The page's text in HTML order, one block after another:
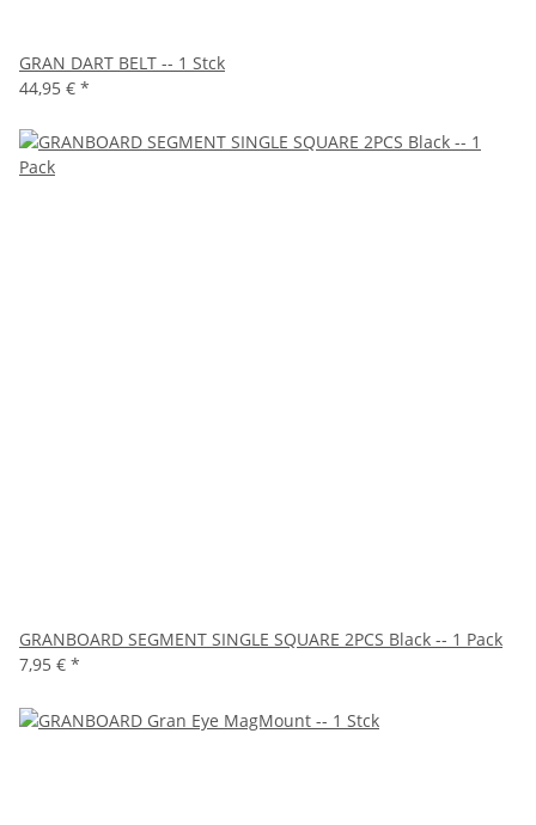
GRAN DART BELT -- 1 Stck
44,95 € *
GRANBOARD SEGMENT SINGLE SQUARE 2PCS Black -- 1 Pack
7,95 € *